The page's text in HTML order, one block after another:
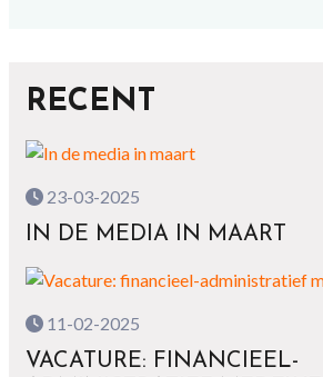
RECENT
23-03-2025
IN DE MEDIA IN MAART
11-02-2025
VACATURE: FINANCIEEL-